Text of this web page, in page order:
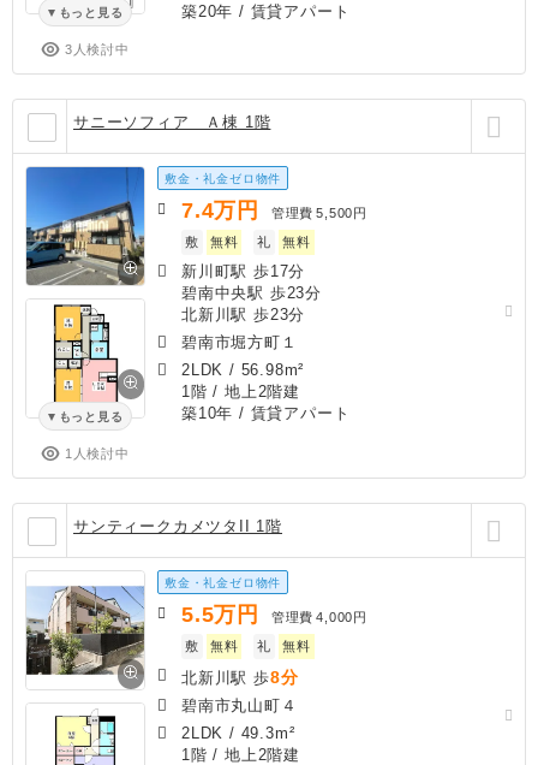
もっと見る
3人検討中
築20年 / 賃貸アパート
サニーソフィア Ａ棟 1階
もっと見る
1人検討中
敷金・礼金ゼロ物件
7.4万円 管理費 5,500円
敷
無料 礼 無料
新川町駅 歩17分
碧南中央駅 歩23分
北新川駅 歩23分
碧南市堀方町１
2LDK / 56.98m²
1階 / 地上2階建
築10年 / 賃貸アパート
サンティークカメツタII 1階
敷金・礼金ゼロ物件
5.5万円 管理費 4,000円
敷
無料 礼 無料
北新川駅 歩8分
碧南市丸山町４
2LDK / 49.3m²
1階 / 地上2階建